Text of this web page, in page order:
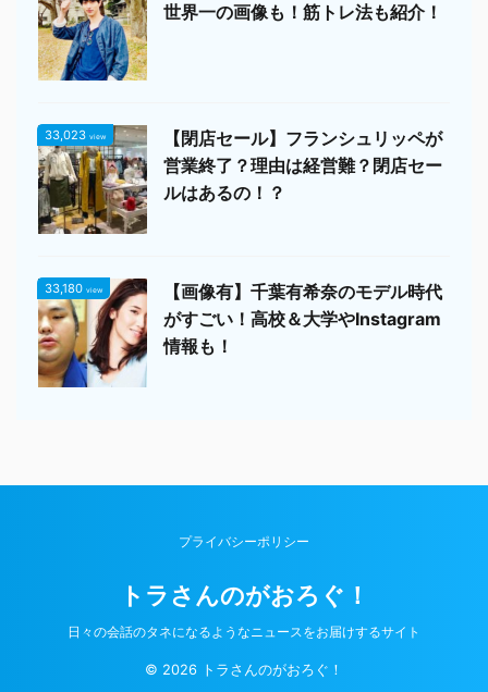
世界一の画像も！筋トレ法も紹介！
33,023 view
【閉店セール】フランシュリッペが
営業終了？理由は経営難？閉店セー
ルはあるの！？
33,180 view
【画像有】千葉有希奈のモデル時代
がすごい！高校＆大学やInstagram
情報も！
プライバシーポリシー
トラさんのがおろぐ！
日々の会話のタネになるようなニュースをお届けするサイト
© 2026 トラさんのがおろぐ！